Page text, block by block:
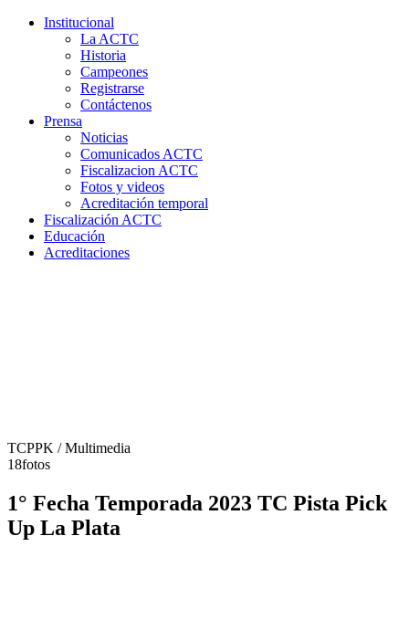
Institucional
La ACTC
Historia
Campeones
Registrarse
Contáctenos
Prensa
Noticias
Comunicados ACTC
Fiscalizacion ACTC
Fotos y videos
Acreditación temporal
Fiscalización ACTC
Educación
Acreditaciones
TCPPK / Multimedia
18fotos
1° Fecha Temporada 2023 TC Pista Pick
Up La Plata